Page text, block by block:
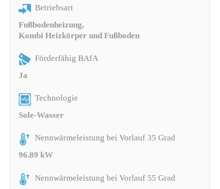
Betriebsart
Fußbodenheizung,
Kombi Heizkörper und Fußboden
Förderfähig BAfA
Ja
Technologie
Sole-Wasser
Nennwärmeleistung bei Vorlauf 35 Grad
96.89 kW
Nennwärmeleistung bei Vorlauf 55 Grad